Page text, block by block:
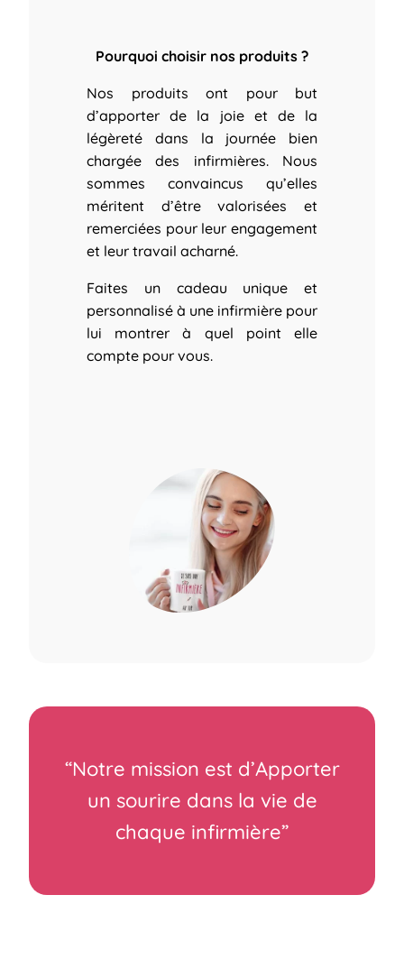
Pourquoi choisir nos produits ?
Nos produits ont pour but
d’apporter de la joie et de la
légèreté dans la journée bien
chargée des infirmières. Nous
sommes convaincus qu’elles
méritent d’être valorisées et
remerciées pour leur engagement
et leur travail acharné.
Faites un cadeau unique et
personnalisé à une infirmière pour
lui montrer à quel point elle
compte pour vous.
“Notre mission est d’Apporter
un sourire dans la vie de
chaque infirmière”